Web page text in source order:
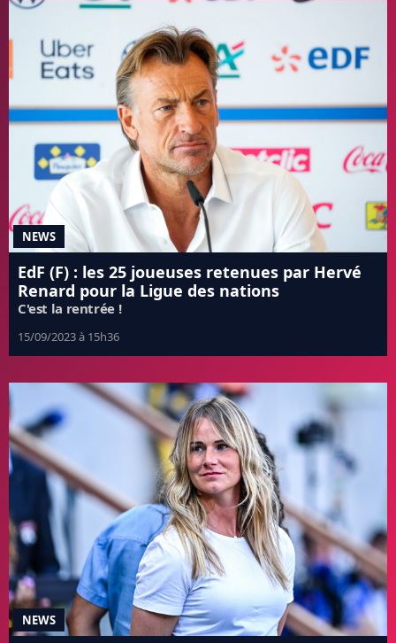
NEWS
EdF (F) : les 25 joueuses retenues par Hervé
Renard pour la Ligue des nations
C'est la rentrée !
15/09/2023 à 15h36
NEWS